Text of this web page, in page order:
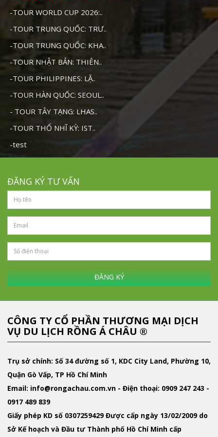
-TOUR WORLD CUP 2026:..
-TOUR TRUNG QUỐC: TRƯ..
-TOUR TRUNG QUỐC: KHA..
-TOUR NHẬT BẢN: THIÊN..
-TOUR PHILIPPINES: LẶ..
-TOUR HÀN QUỐC: SEOUL..
- TOUR TÂY TẠNG: LHAS..
-TOUR THỔ NHĨ KỲ: IST..
-test
ĐĂNG KÝ TƯ VẤN
ĐĂNG KÝ
CÔNG TY CỔ PHẦN THƯƠNG MẠI DỊCH
VỤ DU LỊCH RỒNG Á CHÂU ®
Trụ sở chính: Số 34 đường số 1, KDC City Land, Phường 10,
Quận Gò Vấp, TP Hồ Chí Minh
Email: info@rongachau.com.vn - Điện thoại: 0909 247 243 -
0917 489 839
Giấy phép KD số 0307259429 Được cấp ngày 13/02/2009 do
Sở Kế hoạch và Đầu tư Thành phố Hồ Chí Minh cấp